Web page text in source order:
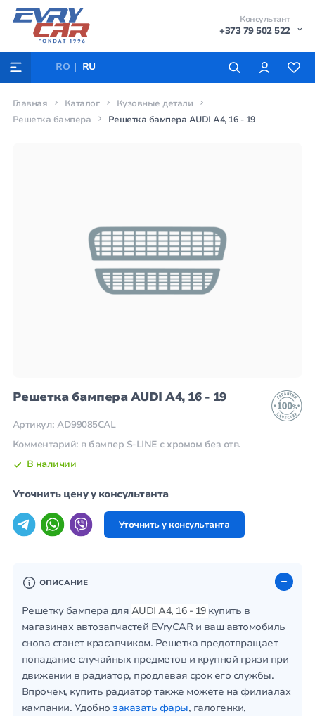
Консультант
+373 79 502 522
RO RU
Главная Каталог
Кузовные детали
Решетка бампера
Решетка бампера AUDI A4, 16 - 19
Решетка бампера AUDI A4, 16 - 19
Артикул: AD99085CAL
Комментарий: в бампер S-LINE с хромом без отв.
В наличии
Уточнить цену у консультанта
Уточнить у консультанта
ОПИСАНИЕ
Решетку бампера для AUDI A4, 16 - 19 купить в
магазинах автозапчастей EVryCAR и ваш автомобиль
снова станет красавчиком. Решетка предотвращает
попадание случайных предметов и крупной грязи при
движении в радиатор, продлевая срок его службы.
Впрочем, купить радиатор также можете на филиалах
кампании. Удобнозаказать фары, галогенки,